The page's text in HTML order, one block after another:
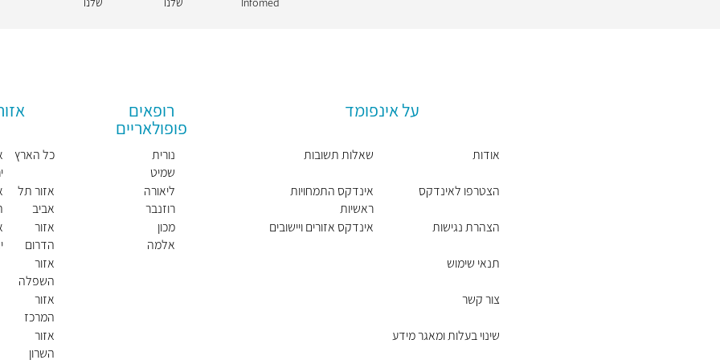
על אינפומד
אודות
הצטרפו לאינדקס
הצהרת נגישות
תנאי שימוש
צור קשר
שינוי בעלות ומאגר מידע
שאלות תשובות
אינדקס התמחויות
ראשיות
אינדקס אזורים ויישובים
רופאים
פופולאריים
נורית
שמיט
קלנדר
וב
ליאורה
רוזנבר
ג
מכון
אלמה
כל הארץ
אזור תל
אביב
אזור
הדרום
אזור
השפלה
אזור
המרכז
אזור
השרון